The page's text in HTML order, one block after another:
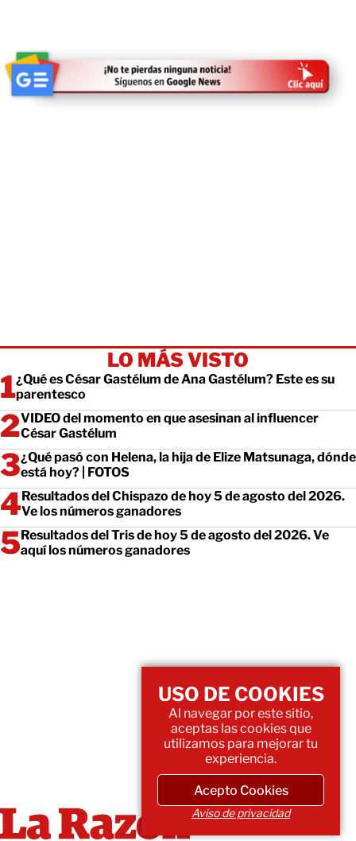
LO MÁS VISTO
¿Qué es César Gastélum de Ana Gastélum? Este es su
parentesco
VIDEO del momento en que asesinan al influencer
César Gastélum
¿Qué pasó con Helena, la hija de Elize Matsunaga, dónde
está hoy? | FOTOS
Resultados del Chispazo de hoy 5 de agosto del 2026.
Ve los números ganadores
Resultados del Tris de hoy 5 de agosto del 2026. Ve
aquí los números ganadores
USO DE COOKIES
Al navegar por este sitio,
aceptas las cookies que
utilizamos para mejorar tu
experiencia.
Acepto Cookies
Aviso de privacidad